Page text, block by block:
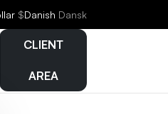
$Danish Dansk
CLIENT
AREA